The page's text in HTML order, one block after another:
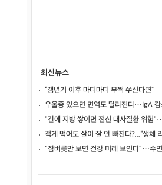
최신뉴스